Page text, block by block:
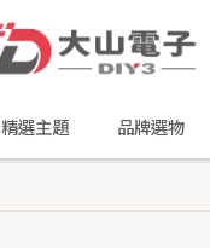
精選主題 品牌選物